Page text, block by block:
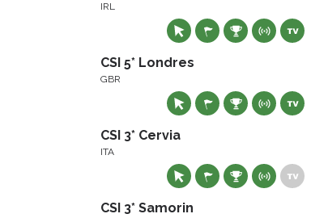
IRL
CSI 5* Londres
GBR
CSI 3* Cervia
ITA
CSI 3* Samorin